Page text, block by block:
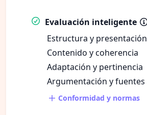
Evaluación inteligente
Estructura y presentación
Contenido y coherencia
Adaptación y pertinencia
Argumentación y fuentes
Conformidad y normas